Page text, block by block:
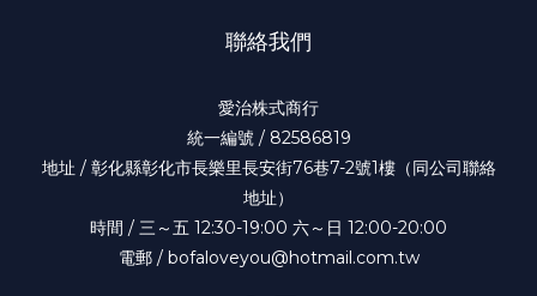
聯絡我們
愛治株式商行
統一編號 / 82586819
地址 / 彰化縣彰化市長樂里長安街76巷7-2號1樓（同公司聯絡
地址）
時間 / 三～五 12:30-19:00 六～日 12:00-20:00
電郵 / bofaloveyou@hotmail.com.tw